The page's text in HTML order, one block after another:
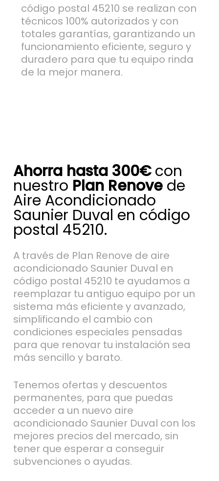
código postal 45210 se realizan con
técnicos 100% autorizados y con
totales garantías, garantizando un
funcionamiento eficiente, seguro y
duradero para que tu equipo rinda
de la mejor manera.
Ahorra hasta 300€con
nuestro Plan Renovede
Aire Acondicionado
Saunier Duval en código
postal 45210.
A través de Plan Renove de aire
acondicionado Saunier Duval en
código postal 45210 te ayudamos a
reemplazar tu antiguo equipo por un
sistema más eficiente y avanzado,
simplificando el cambio con
condiciones especiales pensadas
para que renovar tu instalación sea
más sencillo y barato.
Tenemos ofertas y descuentos
permanentes, para que puedas
acceder a un nuevo aire
acondicionado Saunier Duval con los
mejores precios del mercado, sin
tener que esperar a conseguir
subvenciones o ayudas.